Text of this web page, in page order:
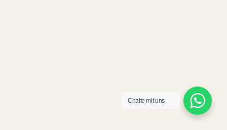
Chatte mit uns